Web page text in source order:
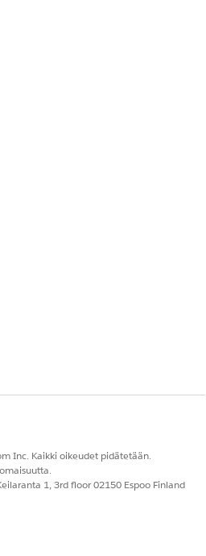
Inc. Kaikki oikeudet pidätetään.
1, 3rd floor 02150 Espoo Finland